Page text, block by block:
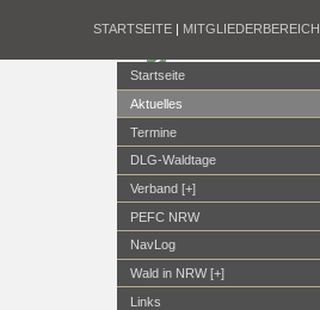
STARTSEITE | MITGLIEDERBEREICH
Startseite
Aktuelles
Termine
DLG-Waldtage
Verband [+]
PEFC NRW
NavLog
Wald in NRW [+]
Links